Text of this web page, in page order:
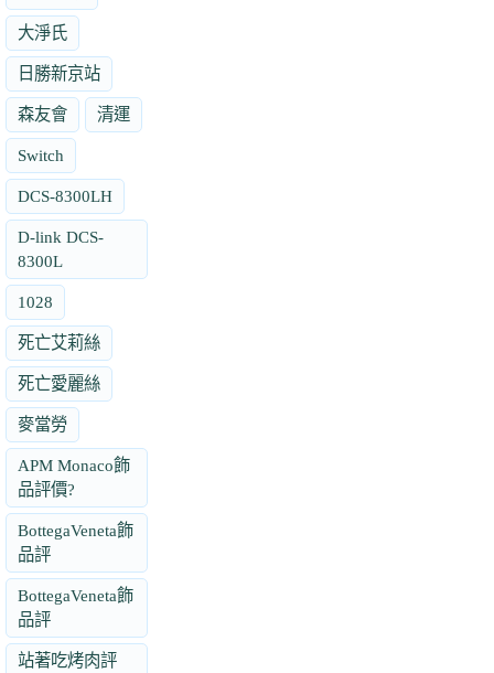
大淨氏
日勝新京站
森友會 清運
Switch
DCS-8300LH
D-link DCS-
8300L
1028
死亡艾莉絲
死亡愛麗絲
麥當勞
APM Monaco飾
品評價?
BottegaVeneta飾
品評
BottegaVeneta飾
品評
站著吃烤肉評